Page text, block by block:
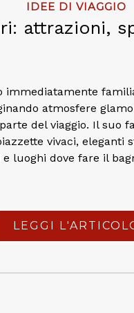
IDEE DI VIAGGIO
attrazioni,
atmosfere
del viaggio. Il suo
vivaci, eleganti
luoghi dove fare il
LEGGI